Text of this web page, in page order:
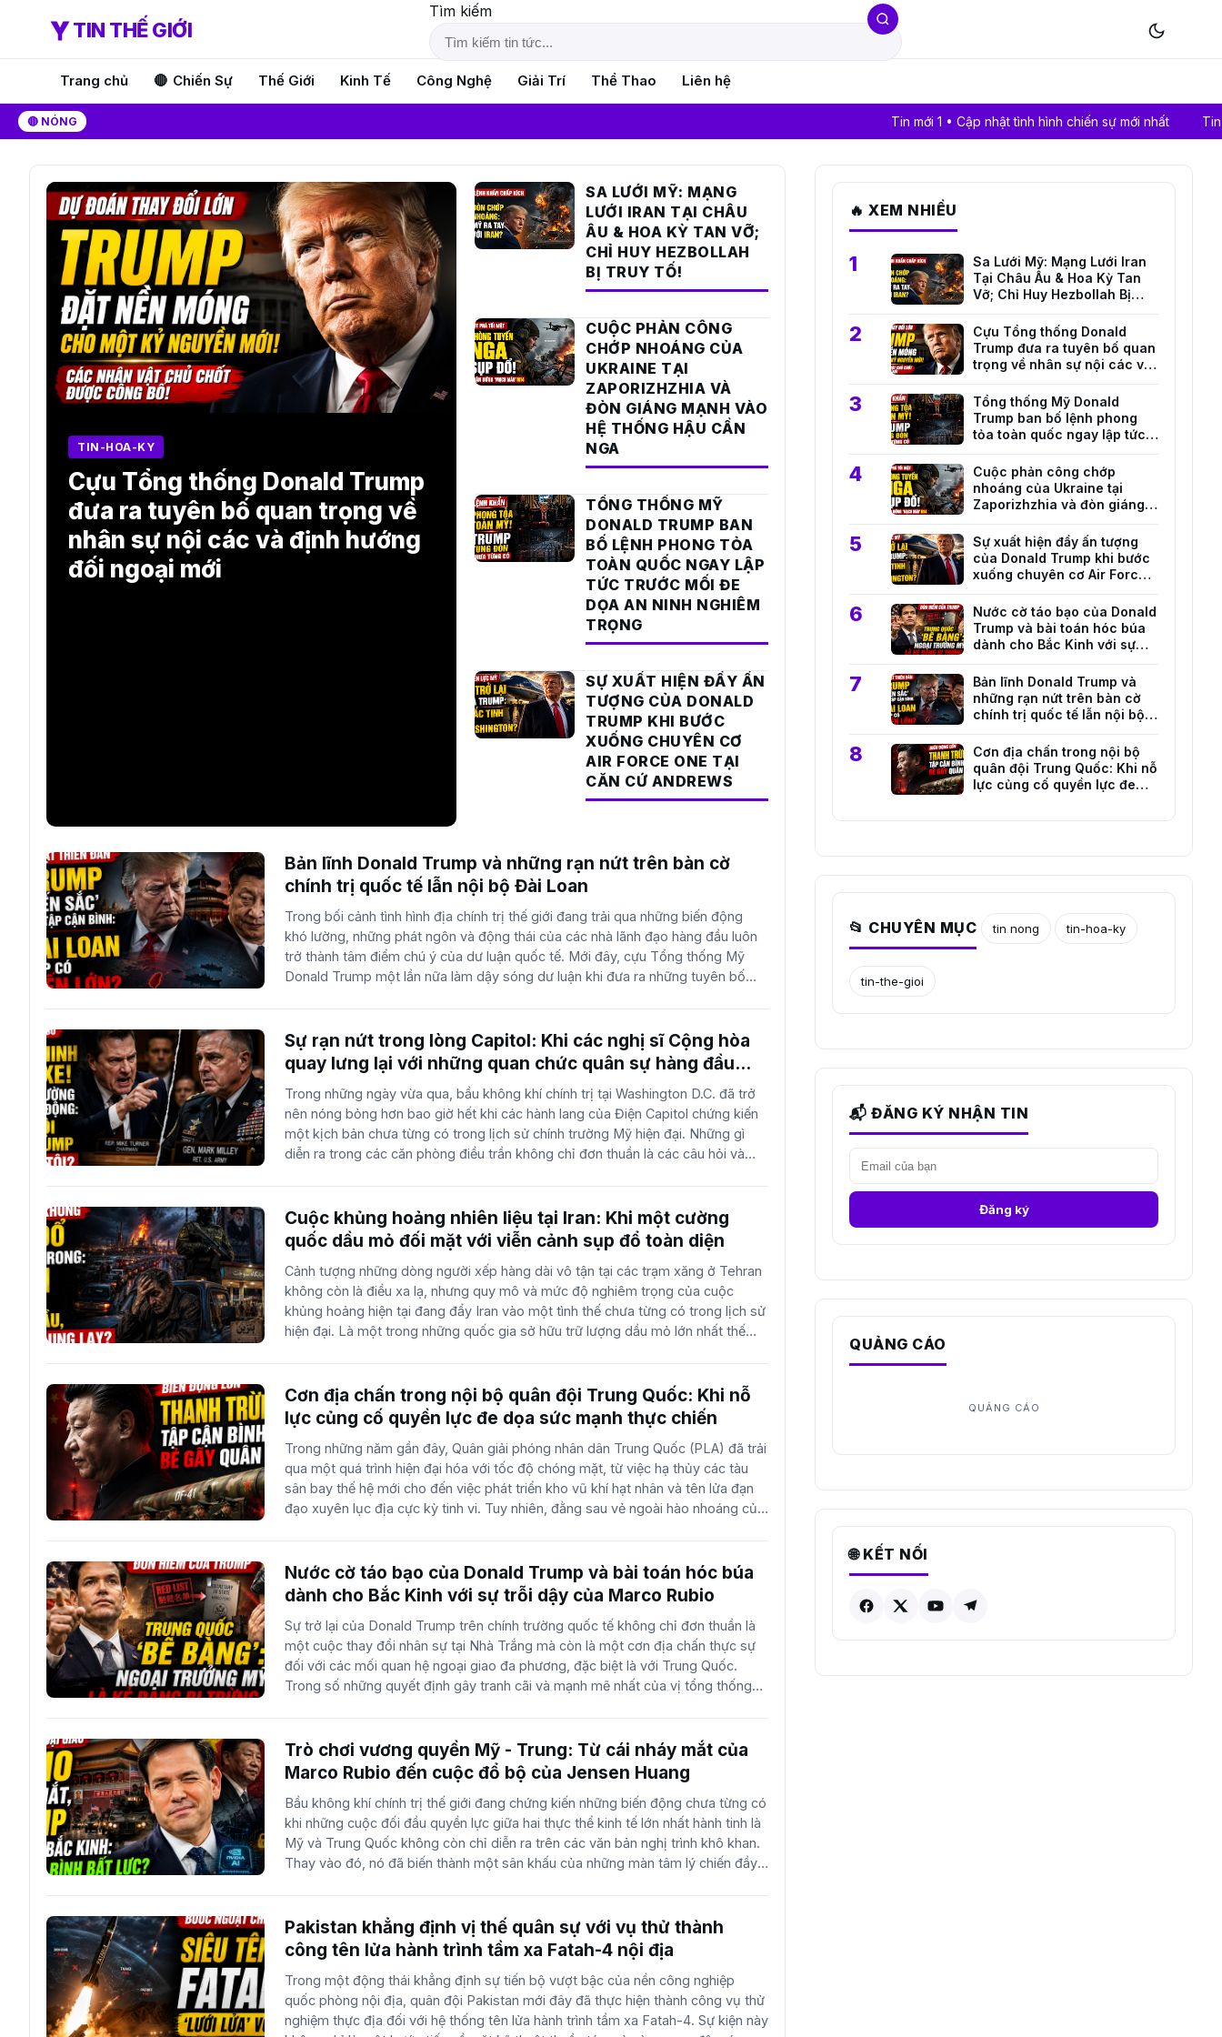
TIN THẾ GIỚI
Tìm kiếm
Trang chủ Chiến Sự Thế Giới Kinh Tế Công Nghệ Giải Trí Thể Thao Liên hệ
🔴 NÓNG Tin mới 1 • Cập nhật tình hình chiến sự mới nhất Tin mới 2 •
TIN-HOA-KY
Cựu Tổng thống Donald Trump
đưa ra tuyên bố quan trọng về
nhân sự nội các và định hướng
đối ngoại mới
SA LƯỚI MỸ: MẠNG
LƯỚI IRAN TẠI CHÂU
ÂU & HOA KỲ TAN VỠ;
CHỈ HUY HEZBOLLAH
BỊ TRUY TỐ!
CUỘC PHẢN CÔNG
CHỚP NHOÁNG CỦA
UKRAINE TẠI
ZAPORIZHZHIA VÀ
ĐÒN GIÁNG MẠNH VÀO
HỆ THỐNG HẬU CẦN
NGA
TỔNG THỐNG MỸ
DONALD TRUMP BAN
BỐ LỆNH PHONG TỎA
TOÀN QUỐC NGAY LẬP
TỨC TRƯỚC MỐI ĐE
DỌA AN NINH NGHIÊM
TRỌNG
SỰ XUẤT HIỆN ĐẦY ẤN
TƯỢNG CỦA DONALD
TRUMP KHI BƯỚC
XUỐNG CHUYÊN CƠ
AIR FORCE ONE TẠI
CĂN CỨ ANDREWS
Bản lĩnh Donald Trump và những rạn nứt trên bàn cờ
chính trị quốc tế lẫn nội bộ Đài Loan
Trong bối cảnh tình hình địa chính trị thế giới đang trải qua những biến động
khó lường, những phát ngôn và động thái của các nhà lãnh đạo hàng đầu luôn
trở thành tâm điểm chú ý của dư luận quốc tế. Mới đây, cựu Tổng thống Mỹ
Donald Trump một lần nữa làm dậy sóng dư luận khi đưa ra những tuyên bố
cũng như trong các cuộc tiếp xúc với Chủ tịch Trung Quốc Tập Cận Bình, ông
chưa bao giờ đưa ra bất kỳ lời hứa hay cam kết cụ thể nào liên quan đến vấn đề
Đài Loan. Tuyên bố này không chỉ tái khẳng định lập trường cứng rắn của ông
đối với Bắc Kinh mà còn đặt ra nhiều câu hỏi về tương lai của chính sách "mơ
hồ chiến lược" mà Mỹ đã duy trì bấy lâu nay. Những chia sẻ này của ông Trump
xuất hiện vào thời điểm nhạy cảm, khi các cuộc thảo luận về khả năng ông
quay trở lại Nhà Trắng đang ngày càng trở nên sôi động. Việc ông khẳng định
Sự rạn nứt trong lòng Capitol: Khi các nghị sĩ Cộng hòa
quay lưng lại với những quan chức quân sự hàng đầu
của Trump
Trong những ngày vừa qua, bầu không khí chính trị tại Washington D.C. đã trở
nên nóng bỏng hơn bao giờ hết khi các hành lang của Điện Capitol chứng kiến
một kịch bản chưa từng có trong lịch sử chính trường Mỹ hiện đại. Những gì
diễn ra trong các căn phòng điều trần không chỉ đơn thuần là các câu hỏi và
phục vụ dưới thời cựu Tổng thống Donald Trump. Đây là một bước ngoặt đáng
kinh ngạc, khi những người đồng minh chính trị một thời giờ đây lại đứng ở hai
đầu chiến tuyến, phơi bày những vết nứt sâu sắc trong cấu trúc niềm tin của hệ
thống chính trị Hoa Kỳ. Sự kiện bắt đầu bằng một loạt các phiên thẩm vấn kỹ
lưỡng, nơi các quan chức quốc phòng chủ chốt của chính quyền cũ bị đưa vào
vị thế phải giải trình về những quyết định gây tranh cãi trong quá khứ. Tuy
nhiên, điều khiến dư luận và giới quan sát đặc biệt chú ý không phải là sự tấn
Cuộc khủng hoảng nhiên liệu tại Iran: Khi một cường
quốc dầu mỏ đối mặt với viễn cảnh sụp đổ toàn diện
Cảnh tượng những dòng người xếp hàng dài vô tận tại các trạm xăng ở Tehran
không còn là điều xa lạ, nhưng quy mô và mức độ nghiêm trọng của cuộc
khủng hoảng hiện tại đang đẩy Iran vào một tình thế chưa từng có trong lịch sử
hiện đại. Là một trong những quốc gia sở hữu trữ lượng dầu mỏ lớn nhất thế
cung ứng năng lượng hoàn toàn tê liệt – không còn là một dự báo xa vời mà
đang trở thành hiện thực khốc liệt đối với hơn 10 triệu người dân tại các đô thị
lớn. Sự đứt gãy này không chỉ đơn thuần là vấn đề kỹ thuật hay kinh tế, nó là hệ
quả trực tiếp của các đòn tấn công quân sự chiến lược kết hợp với những sai
lầm trong quản trị và sự ưu tiên cực đoan của chính quyền dành cho các mục
tiêu quân sự thay vì phúc lợi dân sinh. Nguồn cơn của sự sụp đổ bắt đầu từ các
đợt không kích chính xác nhằm vào những cơ sở hạ tầng năng lượng trọng yếu.
Cơn địa chấn trong nội bộ quân đội Trung Quốc: Khi nỗ
lực củng cố quyền lực đe dọa sức mạnh thực chiến
Trong những năm gần đây, Quân giải phóng nhân dân Trung Quốc (PLA) đã trải
qua một quá trình hiện đại hóa với tốc độ chóng mặt, từ việc hạ thủy các tàu
sân bay thế hệ mới cho đến việc phát triển kho vũ khí hạt nhân và tên lửa đạn
đạo xuyên lục địa cực kỳ tinh vi. Tuy nhiên, đằng sau vẻ ngoài hào nhoáng của
đạo cao cấp nhất. Chủ tịch Tập Cận Bình, trong nỗ lực không mệt mỏi nhằm
thiết lập sự kiểm soát tuyệt đối và loại bỏ tham nhũng, đã thực hiện những đợt
thanh quét mạnh mẽ nhất kể từ thời Mao Trạch Đông. Mặc dù Bắc Kinh tuyên
bố đây là những bước đi cần thiết để xây dựng một lực lượng chiến đấu liêm
chính và kỷ luật, nhưng giới quan sát quốc tế lại nhìn nhận một thực trạng đáng
lo ngại hơn: sự xói mòn về năng lực chỉ huy, sự tê liệt trong khâu ra quyết định
và một quân đội có thể sẽ không bao giờ phục hồi hoàn toàn về mặt chất
Nước cờ táo bạo của Donald Trump và bài toán hóc búa
dành cho Bắc Kinh với sự trỗi dậy của Marco Rubio
Sự trở lại của Donald Trump trên chính trường quốc tế không chỉ đơn thuần là
một cuộc thay đổi nhân sự tại Nhà Trắng mà còn là một cơn địa chấn thực sự
đối với các mối quan hệ ngoại giao đa phương, đặc biệt là với Trung Quốc.
Trong số những quyết định gây tranh cãi và mạnh mẽ nhất của vị tổng thống
lược của Bắc Kinh. Marco Rubio từ lâu đã không còn là một cái tên xa lạ trong
giới chính trị, nhưng đối với chính quyền Trung Quốc, ông chính là "cái gai trong
mắt" và là nhân vật đứng đầu trong danh sách đen bị trừng phạt. Việc một
người đang chịu lệnh cấm vận của Trung Quốc lại chuẩn bị nắm giữ vị trí người
đứng đầu ngành ngoại giao Mỹ đã tạo ra một tình huống trớ trêu chưa từng có
trong lịch sử ngoại giao hiện đại, biến những tuyên bố trừng phạt của Bắc Kinh
trở thành một chủ đề gây bàn tán và thậm chí là châm biếm trên toàn cầu....
Trò chơi vương quyền Mỹ - Trung: Từ cái nháy mắt của
Marco Rubio đến cuộc đổ bộ của Jensen Huang
Bầu không khí chính trị thế giới đang chứng kiến những biến động chưa từng có
khi những cuộc đối đầu quyền lực giữa hai thực thể kinh tế lớn nhất hành tinh là
Mỹ và Trung Quốc không còn chỉ diễn ra trên các văn bản nghị trình khô khan.
Thay vào đó, nó đã biến thành một sân khấu của những màn tâm lý chiến đầy
đổ dồn vào những động thái mới nhất của chính quyền Donald Trump trong
việc thiết lập một trật tự mới tại khu vực châu Á - Thái Bình Dương, mà cụ thể là
cách họ điều phối các quân bài chiến lược để gây áp lực tối đa lên Bắc Kinh
ngay trên sân nhà của đối phương. Sự kiện gây chấn động nhất trong giới quan
sát ngoại giao gần đây chính là màn xuất hiện đầy kịch tính của Marco Rubio,
người vốn được biết đến là một trong những chính khách có thái độ cứng rắn
Pakistan khẳng định vị thế quân sự với vụ thử thành
công tên lửa hành trình tầm xa Fatah-4 nội địa
Trong một động thái khẳng định sự tiến bộ vượt bậc của nền công nghiệp
quốc phòng nội địa, quân đội Pakistan mới đây đã thực hiện thành công vụ thử
nghiệm thực địa đối với hệ thống tên lửa hành trình tầm xa Fatah-4. Sự kiện này
🔥 XEM NHIỀU
Sa Lưới Mỹ: Mạng Lưới Iran
Tại Châu Âu & Hoa Kỳ Tan
Vỡ; Chỉ Huy Hezbollah Bị
Truy Tố!
Cựu Tổng thống Donald
Trump đưa ra tuyên bố quan
trọng về nhân sự nội các và
định hướng đối ngoại mới
Tổng thống Mỹ Donald
Trump ban bố lệnh phong
tỏa toàn quốc ngay lập tức
trước mối đe dọa an ninh
nghiêm trọng
Cuộc phản công chớp
nhoáng của Ukraine tại
Zaporizhzhia và đòn giáng
mạnh vào hệ thống hậu cần
Nga
Sự xuất hiện đầy ấn tượng
của Donald Trump khi bước
xuống chuyên cơ Air Force
One tại căn cứ Andrews
Nước cờ táo bạo của Donald
Trump và bài toán hóc búa
dành cho Bắc Kinh với sự
trỗi dậy của Marco Rubio
Bản lĩnh Donald Trump và
những rạn nứt trên bàn cờ
chính trị quốc tế lẫn nội bộ
Đài Loan
Cơn địa chấn trong nội bộ
quân đội Trung Quốc: Khi nỗ
lực củng cố quyền lực đe
📂 CHUYÊN MỤC tin nong tin-hoa-ky
tin-the-gioi
📬 ĐĂNG KÝ NHẬN TIN
Đăng ký
QUẢNG CÁO
🌐 KẾT NỐI